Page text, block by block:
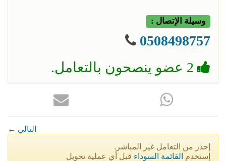
وسيلة الإتصال :
0508498757
← التالي
إحذر من التعامل غير المباشر.
إستخدم القائمة السوداء قبل أي عملية تحويل